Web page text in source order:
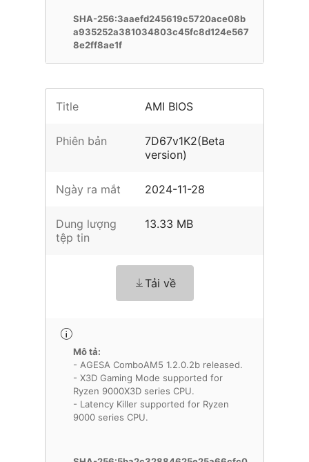
SHA-256:3aaefd245619c5720ace08b
a935252a381034803c45fc8d124e567
8e2ff8ae1f
Title AMI BIOS
Phiên bản
7D67v1K2(Beta
version)
Ngày ra mắt 2024-11-28
Dung lượng
tệp tin
13.33 MB
Tải về
Mô tả:
- AGESA ComboAM5 1.2.0.2b released.
- X3D Gaming Mode supported for
Ryzen 9000X3D series CPU.
- Latency Killer supported for Ryzen
9000 series CPU.